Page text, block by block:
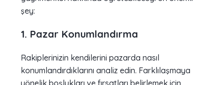
şey:
1. Pazar Konumlandırma
Rakiplerinizin kendilerini pazarda nasıl
konumlandırdıklarını analiz edin. Farklılaşmaya
yönelik boşlukları ve fırsatları belirlemek için